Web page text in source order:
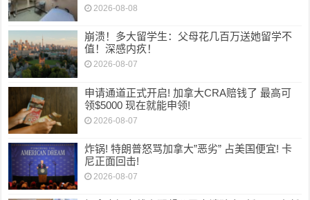
2026-08-08
崩溃！多大留学生：父母花几百万送她留学不
值！深感内疚！
2026-08-07
申请通道正式开启! 加拿大CRA赔钱了 最高可
领$5000 现在就能申领!
2026-08-07
炸锅! 特朗普怒骂加拿大”恶劣” 占美国便宜! 卡
尼正面回击!
2026-08-07